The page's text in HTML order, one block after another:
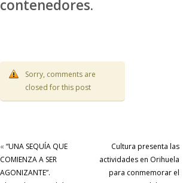
contenedores.
Sorry, comments are
closed for this post
« “UNA SEQUÍA QUE
COMIENZA A SER
AGONIZANTE”.
Cultura presenta las
actividades en Orihuela
para conmemorar el